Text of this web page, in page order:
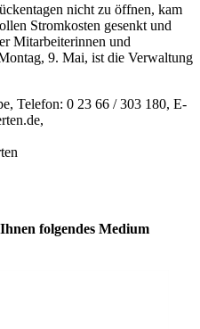
nicht zu öffnen, kam
Stromkosten gesenkt und
Mitarbeiterinnen und
9. Mai, ist die Verwaltung
Telefon: 0 23 66 / 303 180, E-
folgendes Medium